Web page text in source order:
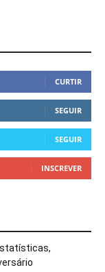
CURTIR
SEGUIR
SEGUIR
INSCREVER